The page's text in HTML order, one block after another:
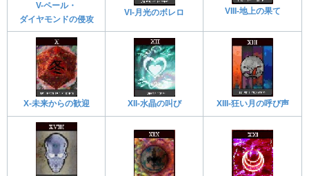
V-ペール・
ダイヤモンドの侵攻
VI-月光のボレロ VIII-地上の果て
X-未来からの歓迎 XII-水晶の叫び XIII-狂い月の呼び声